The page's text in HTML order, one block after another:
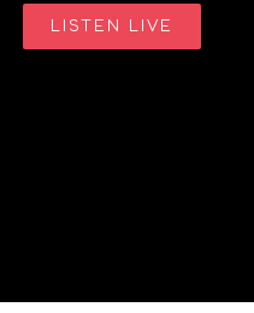
LISTEN LIVE